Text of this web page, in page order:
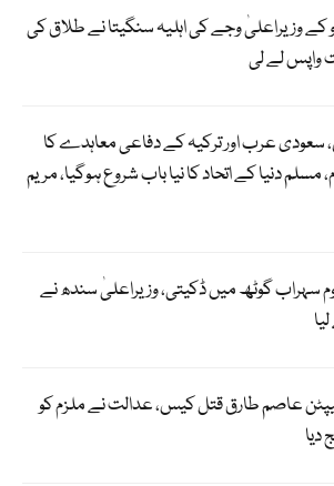
کے وزیراعلیٰ وجے کی اہلیہ سنگیتا نے طلاق کی
واپس لے لی
سعودی عرب اور ترکیہ کے دفاعی معاہدے کا
مسلم دنیا کے اتحاد کا نیا باب شروع ہوگیا، مریم
سہراب گوٹھ میں ڈکیتی، وزیراعلیٰ سندھ نے
عاصم طارق قتل کیس، عدالت نے ملزم کو
دیا